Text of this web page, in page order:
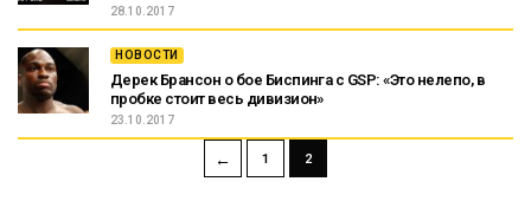
28.10.2017
НОВОСТИ
Дерек Брансон о бое Биспинга с GSP: «Это нелепо, в
пробке стоит весь дивизион»
23.10.2017
← 1 2